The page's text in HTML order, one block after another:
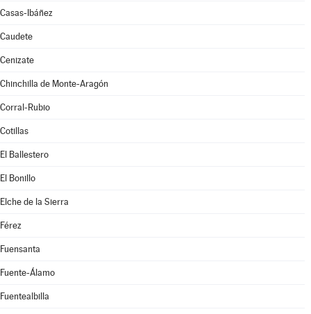
Casas-Ibáñez
Caudete
Cenizate
Chinchilla de Monte-Aragón
Corral-Rubio
Cotillas
El Ballestero
El Bonillo
Elche de la Sierra
Férez
Fuensanta
Fuente-Álamo
Fuentealbilla